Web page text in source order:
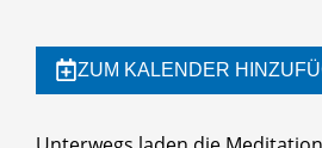
ZUM KALENDER